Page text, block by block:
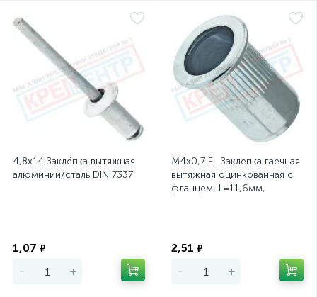
4,8х14 Заклёпка вытяжная
алюминий/сталь DIN 7337
1,07 ₽
- +
М4х0,7 FL Заклепка гаечная
вытяжная оцинкованная с
фланцем, L=11,6мм,
2,51 ₽
- +